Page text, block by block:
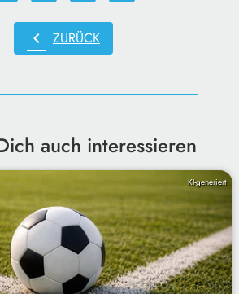
chevron_left ZURÜCK
auch interessieren
KI-generiert